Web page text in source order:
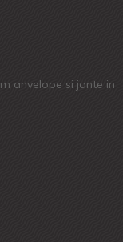
anvelope si jante in